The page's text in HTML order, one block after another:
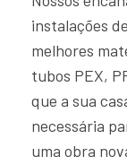
instalações
melhores
tubos PEX,
que a sua
necessária
uma obra